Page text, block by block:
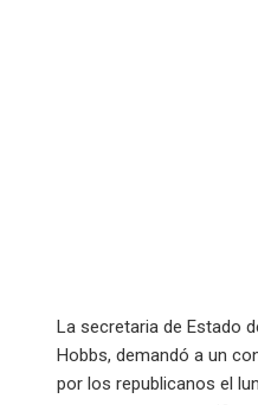
La secretaria de Estado
Hobbs, demandó a un
por los republicanos el